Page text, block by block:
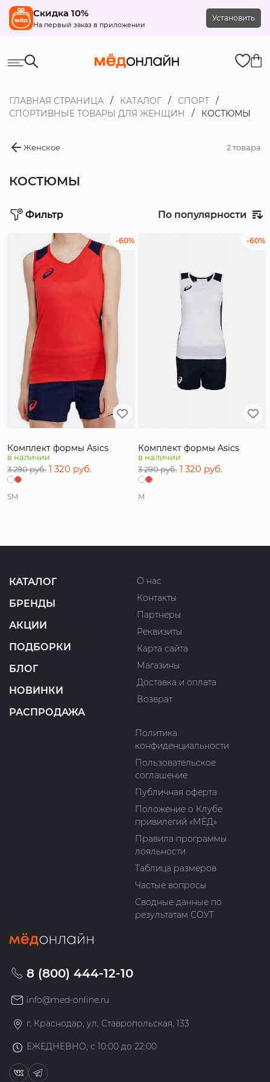
Скидка 10%
На первый заказ в приложении
Установить
ГЛАВНАЯ СТРАНИЦА КАТАЛОГ
СПОРТ
СПОРТИВНЫЕ ТОВАРЫ ДЛЯ ЖЕНЩИН
КОСТЮМЫ
Женское 2 товара
КОСТЮМЫ
Фильтр
Распродажа
Тип товара
Пол
Цвет
Страна производитель
Бренд
Размер
По популярности
-60%
Комплект формы Asics
в наличии
3 290 руб. 1 320 руб.
SM
-60%
Комплект формы Asics
в наличии
3 290 руб. 1 320 руб.
M
КАТАЛОГ
БРЕНДЫ
АКЦИИ
ПОДБОРКИ
БЛОГ
НОВИНКИ
РАСПРОДАЖА
О нас
Контакты
Партнеры
Реквизиты
Карта сайта
Магазины
Доставка и оплата
Возврат
Политика
конфиденциальности
Пользовательское
соглашение
Публичная оферта
Положение о Клубе
привилегий «МЁД»
Правила программы
лояльности
Таблица размеров
Частые вопросы
Сводные данные по
результатам СОУТ
8 (800) 444-12-10
info@med-online.ru
г. Краснодар, ул. Ставропольская, 133
ЕЖЕДНЕВНО, с 10:00 до 22:00